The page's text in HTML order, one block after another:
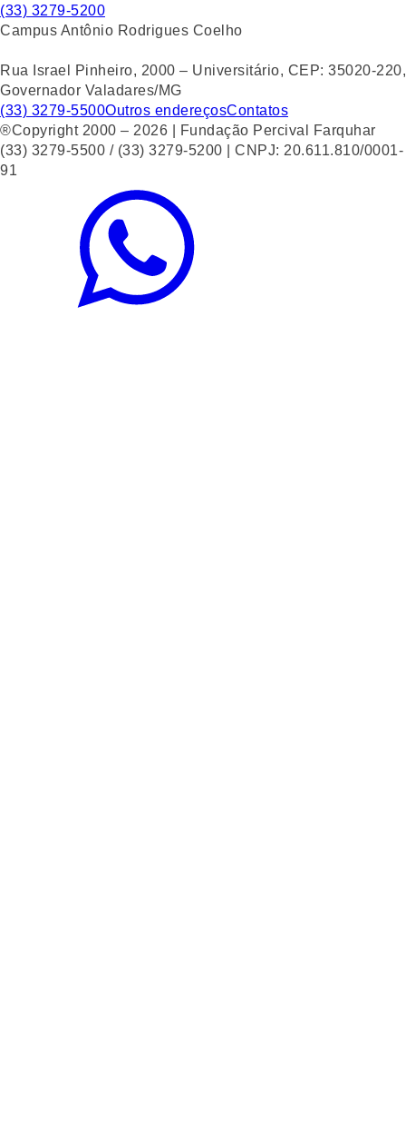
(33) 3279-5200
Campus Antônio Rodrigues Coelho
Rua Israel Pinheiro, 2000 – Universitário, CEP: 35020-220,
Governador Valadares/MG
(33) 3279-5500Outros endereçosContatos
®Copyright 2000 – 2026 | Fundação Percival Farquhar
(33) 3279-5500 / (33) 3279-5200 | CNPJ: 20.611.810/0001-
91